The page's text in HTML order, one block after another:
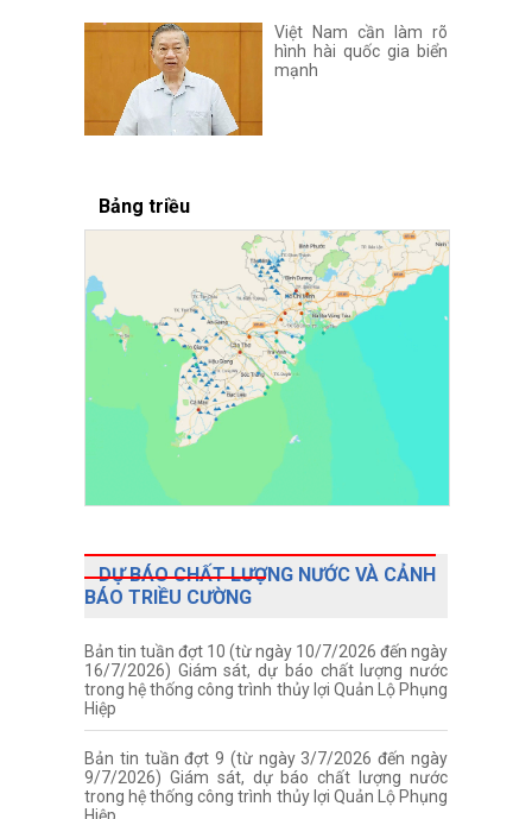
Việt Nam cần làm rõ
hình hài quốc gia biển
mạnh
Bảng triều
DỰ BÁO CHẤT LƯỢNG NƯỚC VÀ CẢNH
BÁO TRIỀU CƯỜNG
Bản tin tuần đợt 10 (từ ngày 10/7/2026 đến ngày
16/7/2026) Giám sát, dự báo chất lượng nước
trong hệ thống công trình thủy lợi Quản Lộ Phụng
Hiệp
Bản tin tuần đợt 9 (từ ngày 3/7/2026 đến ngày
9/7/2026) Giám sát, dự báo chất lượng nước
trong hệ thống công trình thủy lợi Quản Lộ Phụng